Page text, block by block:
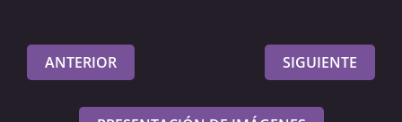
ANTERIOR SIGUIENTE